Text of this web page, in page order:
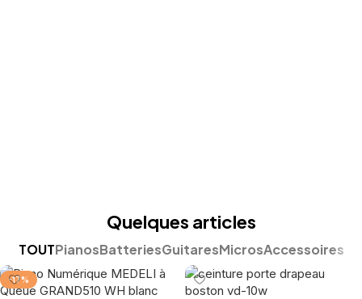
Quelques articles
TOUTPianosBatteriesGuitaresMicrosAccessoires
-17%